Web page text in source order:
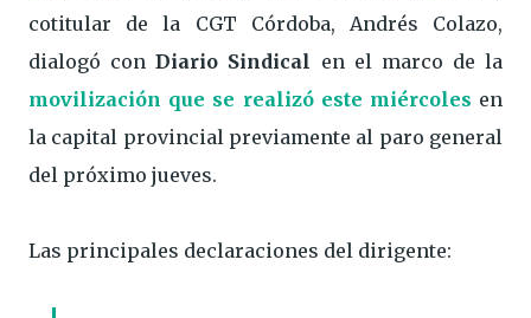
cotitular de la CGT Córdoba, Andrés Colazo,
dialogó conDiario Sindical en el marco de la
movilización que se realizó este miércoles en
la capital provincial previamente al paro general
del próximo jueves.
Las principales declaraciones del dirigente: